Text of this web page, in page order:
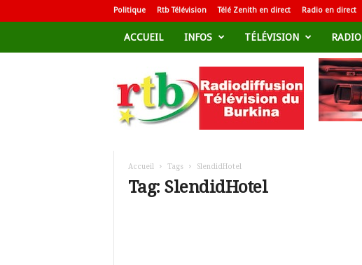
Politique Rtb Télévision Télé Zenith en direct Radio en direct
ACCUEIL INFOS TÉLÉVISION RADIO
d
i
Accueil Tags SlendidHotel
Tag: SlendidHotel